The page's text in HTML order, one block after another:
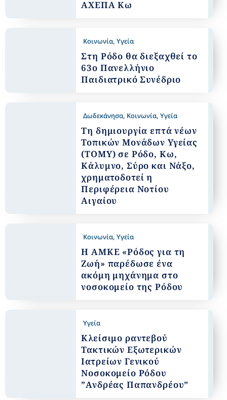
ΑΧΕΠΑ Κω
Κοινωνία,Υγεία
Στη Ρόδο θα διεξαχθεί το
63ο Πανελλήνιο
Παιδιατρικό Συνέδριο
Δωδεκάνησα, Κοινωνία,Υγεία
Τη δημιουργία επτά νέων
Τοπικών Μονάδων Υγείας
(ΤΟΜΥ) σε Ρόδο, Κω,
Κάλυμνο, Σύρο και Νάξο,
χρηματοδοτεί η
Περιφέρεια Νοτίου
Αιγαίου
Κοινωνία,Υγεία
Η ΑΜΚΕ «Ρόδος για τη
Ζωή» παρέδωσε ένα
ακόμη μηχάνημα στο
νοσοκομείο της Ρόδου
Υγεία
Κλείσιμο ραντεβού
Τακτικών Εξωτερικών
Ιατρείων Γενικού
Νοσοκομείο Ρόδου
”Ανδρέας Παπανδρέου”